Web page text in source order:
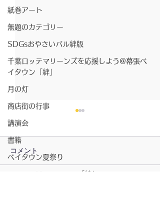
紙巻アート
無題のカテゴリー
SDGsおやさいバル絆版
千葉ロッテマリーンズを応援しよう@幕張ベ
イタウン「絆」
月の灯
商店街の行事
講演会
書籍
ベイタウン夏祭り
◼️3万件の画像でリスクを数
値化。 👉 「MVision
health」:頭部MRI画像を
コメント